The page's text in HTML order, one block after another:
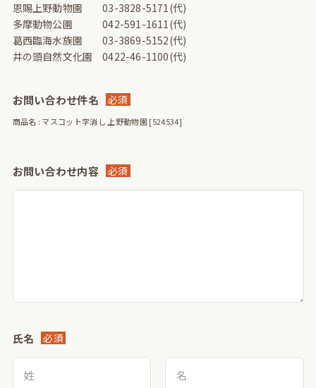
恩賜上野動物園 03-3828-5171(代)
多摩動物公園 042-591-1611(代)
葛西臨海水族園 03-3869-5152(代)
井の頭自然文化園 0422-46-1100(代)
お問い合わせ件名 必須
商品名 : マスコット字消し 上野動物園 [524534]
お問い合わせ内容 必須
氏名 必須